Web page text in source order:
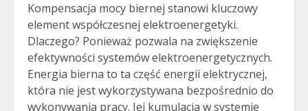
Kompensacja mocy biernej stanowi kluczowy
element współczesnej elektroenergetyki.
Dlaczego? Ponieważ pozwala na zwiększenie
efektywności systemów elektroenergetycznych.
Energia bierna to ta część energii elektrycznej,
która nie jest wykorzystywana bezpośrednio do
wykonywania pracy. Jej kumulacja w systemie